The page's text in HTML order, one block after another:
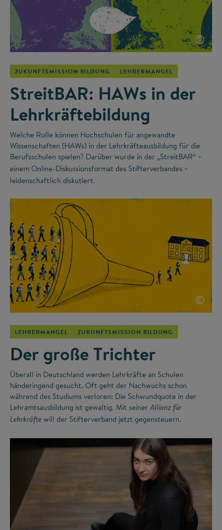
©
ZUKUNFTSMISSION BILDUNG LEHRERMANGEL
StreitBAR: HAWs in der
Lehrkräftebildung
Welche Rolle können Hochschulen für angewandte
Wissenschaften (HAWs) in der Lehrkräfteausbildung für die
Berufsschulen spielen? Darüber wurde in der „StreitBAR“ –
einem Online-Diskussionsformat des Stifterverbandes –
leidenschaftlich diskutiert.
©
LEHRERMANGEL ZUKUNFTSMISSION BILDUNG
Der große Trichter
Überall in Deutschland werden Lehrkräfte an Schulen
händeringend gesucht. Oft geht der Nachwuchs schon
während des Studiums verloren: Die Schwundquote in der
Lehramtsausbildung ist gewaltig. Mit seiner Allianz für
Lehrkräfte will der Stifterverband jetzt gegensteuern.